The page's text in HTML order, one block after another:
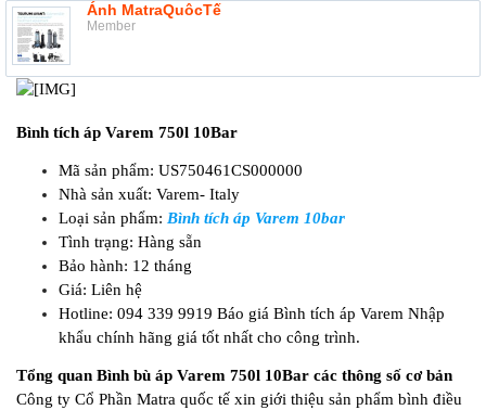
Ánh MatraQuôcTế
Member
Bình tích áp Varem 750l 10Bar
Mã sản phẩm: US750461CS000000
Nhà sản xuất: Varem- Italy
Loại sản phẩm: Bình tích áp Varem 10bar
Tình trạng: Hàng sẵn
Bảo hành: 12 tháng
Giá: Liên hệ
Hotline: 094 339 9919 Báo giá Bình tích áp Varem Nhập
khẩu chính hãng giá tốt nhất cho công trình.
Tổng quan Bình bù áp Varem 750l 10Bar các thông số cơ bản
Công ty Cổ Phần Matra quốc tế xin giới thiệu sản phẩm bình điều